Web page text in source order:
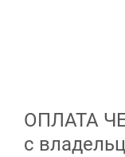
ОПЛАТА
с